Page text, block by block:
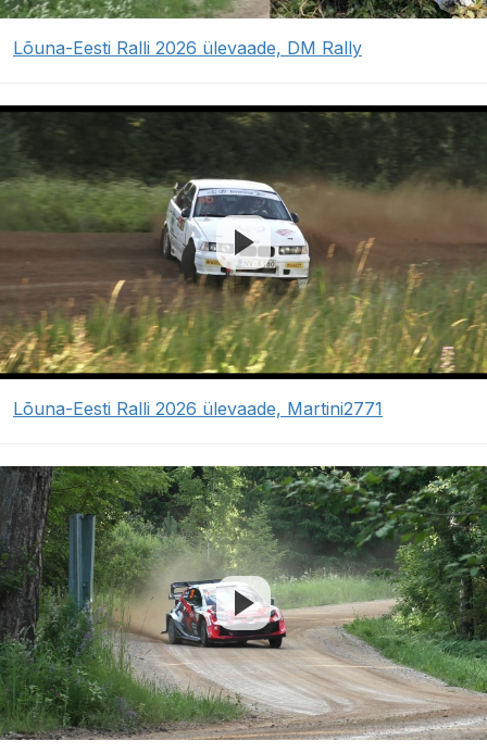
Lõuna-Eesti Ralli 2026 ülevaade, DM Rally
Lõuna-Eesti Ralli 2026 ülevaade, Martini2771